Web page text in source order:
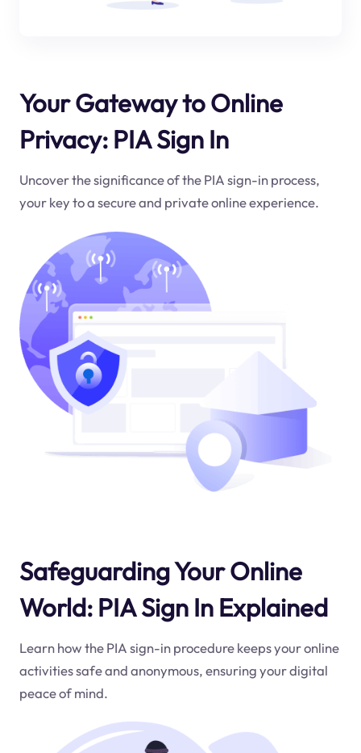
Your Gateway to Online
Privacy: PIA Sign In
Uncover the significance of the PIA sign-in process,
your key to a secure and private online experience.
Safeguarding Your Online
World: PIA Sign In Explained
Learn how the PIA sign-in procedure keeps your online
activities safe and anonymous, ensuring your digital
peace of mind.